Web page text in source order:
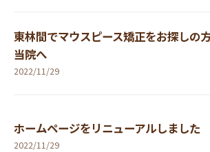
東林間でマウスピース矯正をお探しの
当院へ
2022/11/29
ホームページをリニューアルしました
2022/11/29